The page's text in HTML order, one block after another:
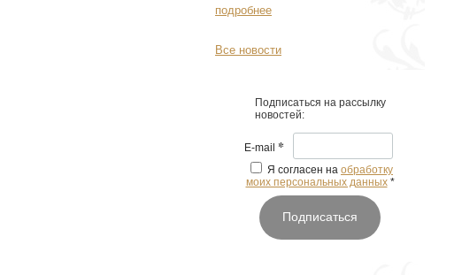
подробнее
Все новости
Подписаться на рассылку
новостей:
E-mail *
Я согласен на обработку
моих персональных данных *
Подписаться